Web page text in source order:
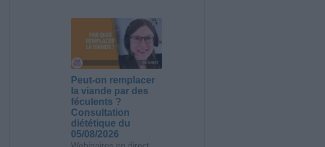
Peut-on remplacer
la viande par des
féculents ?
Consultation
diététique du
05/08/2026